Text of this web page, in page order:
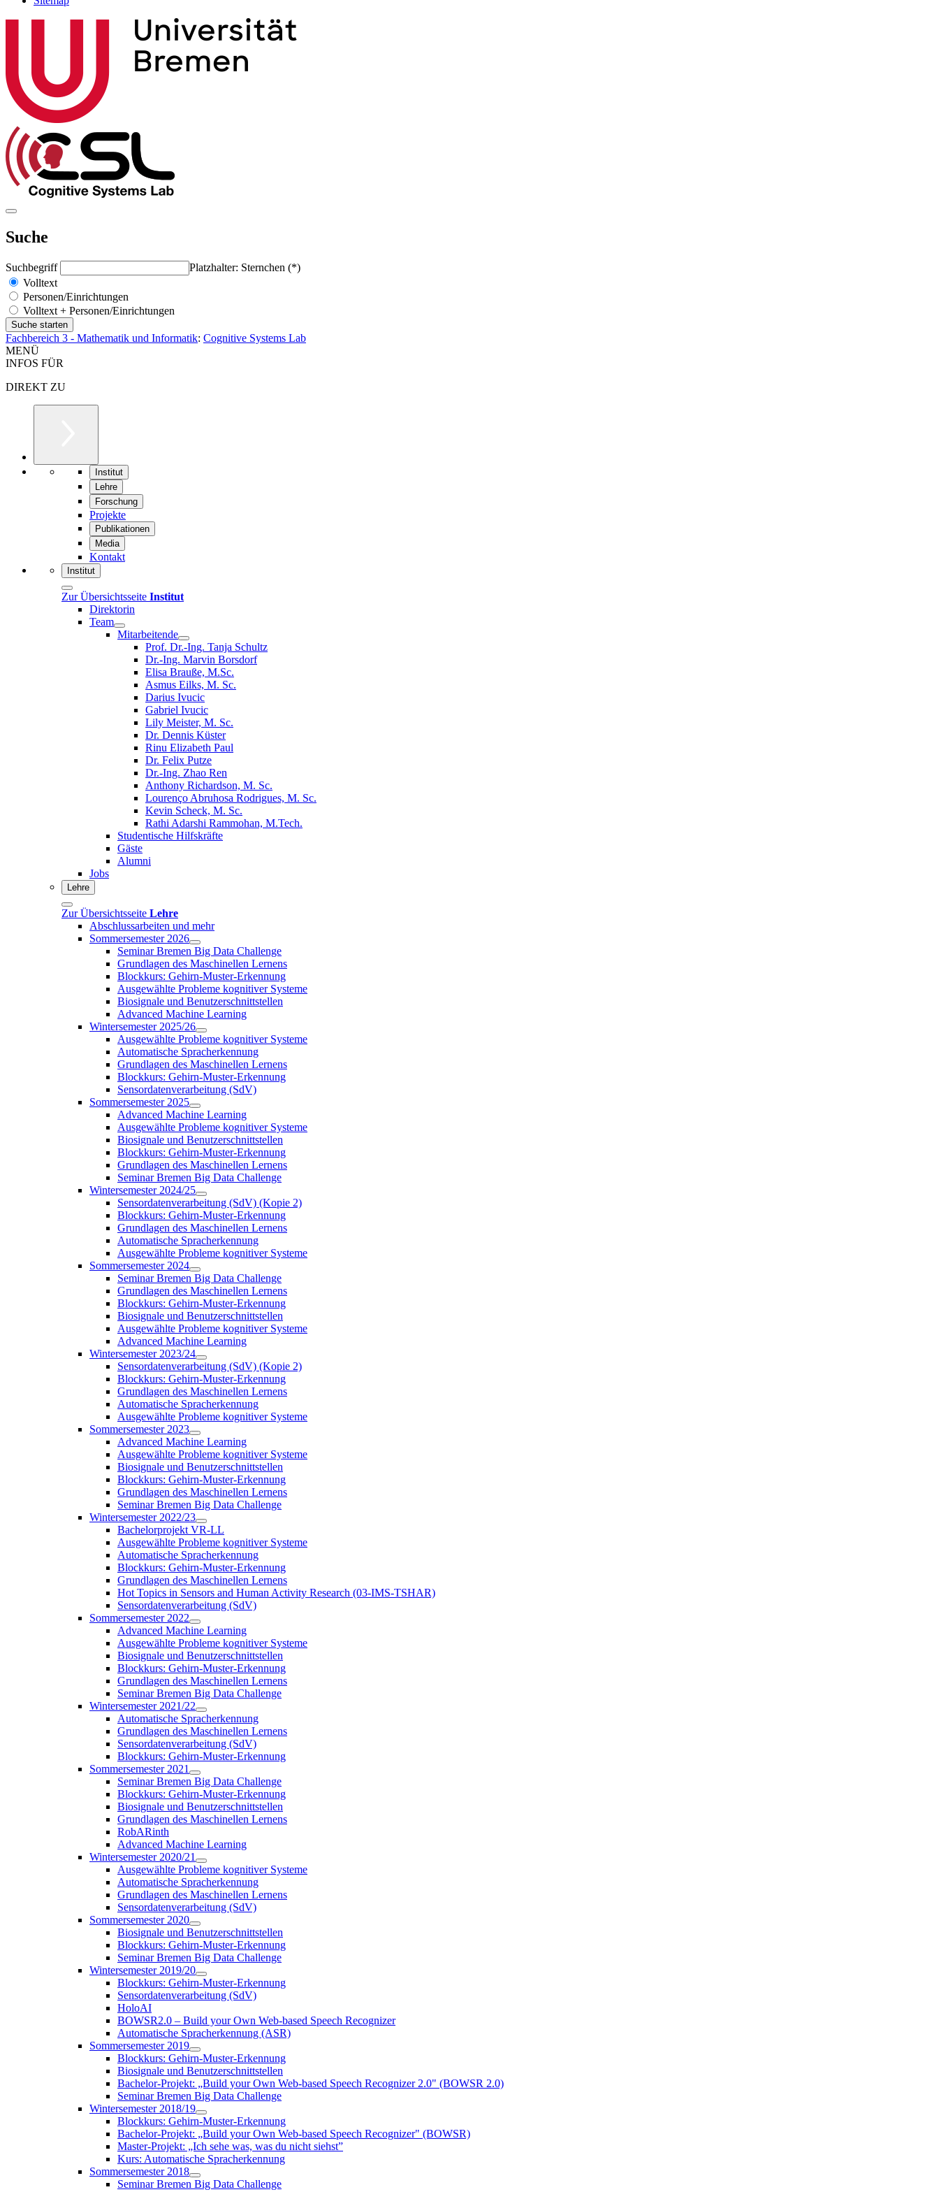
Suche
Suchbegriff
Platzhalter: Sternchen (*)
Volltext
Personen/Einrichtungen
Volltext + Personen/Einrichtungen
Fachbereich 3 - Mathematik und Informatik: Cognitive Systems Lab
MENÜ
INFOS FÜR
DIREKT ZU
Institut
Lehre
Forschung
Projekte
Publikationen
Media
Kontakt
Institut
Zur Übersichtsseite Institut
Direktorin
Team
Mitarbeitende
Prof. Dr.-Ing. Tanja Schultz
Dr.-Ing. Marvin Borsdorf
Elisa Brauße, M.Sc.
Asmus Eilks, M. Sc.
Darius Ivucic
Gabriel Ivucic
Lily Meister, M. Sc.
Dr. Dennis Küster
Rinu Elizabeth Paul
Dr. Felix Putze
Dr.-Ing. Zhao Ren
Anthony Richardson, M. Sc.
Lourenço Abruhosa Rodrigues, M. Sc.
Kevin Scheck, M. Sc.
Rathi Adarshi Rammohan, M.Tech.
Studentische Hilfskräfte
Gäste
Alumni
Jobs
Lehre
Zur Übersichtsseite Lehre
Abschlussarbeiten und mehr
Sommersemester 2026
Seminar Bremen Big Data Challenge
Grundlagen des Maschinellen Lernens
Blockkurs: Gehirn-Muster-Erkennung
Ausgewählte Probleme kognitiver Systeme
Biosignale und Benutzerschnittstellen
Advanced Machine Learning
Wintersemester 2025/26
Ausgewählte Probleme kognitiver Systeme
Automatische Spracherkennung
Grundlagen des Maschinellen Lernens
Blockkurs: Gehirn-Muster-Erkennung
Sensordatenverarbeitung (SdV)
Sommersemester 2025
Advanced Machine Learning
Ausgewählte Probleme kognitiver Systeme
Biosignale und Benutzerschnittstellen
Blockkurs: Gehirn-Muster-Erkennung
Grundlagen des Maschinellen Lernens
Seminar Bremen Big Data Challenge
Wintersemester 2024/25
Sensordatenverarbeitung (SdV) (Kopie 2)
Blockkurs: Gehirn-Muster-Erkennung
Grundlagen des Maschinellen Lernens
Automatische Spracherkennung
Ausgewählte Probleme kognitiver Systeme
Sommersemester 2024
Seminar Bremen Big Data Challenge
Grundlagen des Maschinellen Lernens
Blockkurs: Gehirn-Muster-Erkennung
Biosignale und Benutzerschnittstellen
Ausgewählte Probleme kognitiver Systeme
Advanced Machine Learning
Wintersemester 2023/24
Sensordatenverarbeitung (SdV) (Kopie 2)
Blockkurs: Gehirn-Muster-Erkennung
Grundlagen des Maschinellen Lernens
Automatische Spracherkennung
Ausgewählte Probleme kognitiver Systeme
Sommersemester 2023
Advanced Machine Learning
Ausgewählte Probleme kognitiver Systeme
Biosignale und Benutzerschnittstellen
Blockkurs: Gehirn-Muster-Erkennung
Grundlagen des Maschinellen Lernens
Seminar Bremen Big Data Challenge
Wintersemester 2022/23
Bachelorprojekt VR-LL
Ausgewählte Probleme kognitiver Systeme
Automatische Spracherkennung
Blockkurs: Gehirn-Muster-Erkennung
Grundlagen des Maschinellen Lernens
Hot Topics in Sensors and Human Activity Research (03-IMS-TSHAR)
Sensordatenverarbeitung (SdV)
Sommersemester 2022
Advanced Machine Learning
Ausgewählte Probleme kognitiver Systeme
Biosignale und Benutzerschnittstellen
Blockkurs: Gehirn-Muster-Erkennung
Grundlagen des Maschinellen Lernens
Seminar Bremen Big Data Challenge
Wintersemester 2021/22
Automatische Spracherkennung
Grundlagen des Maschinellen Lernens
Sensordatenverarbeitung (SdV)
Blockkurs: Gehirn-Muster-Erkennung
Sommersemester 2021
Seminar Bremen Big Data Challenge
Blockkurs: Gehirn-Muster-Erkennung
Biosignale und Benutzerschnittstellen
Grundlagen des Maschinellen Lernens
RobARinth
Advanced Machine Learning
Wintersemester 2020/21
Ausgewählte Probleme kognitiver Systeme
Automatische Spracherkennung
Grundlagen des Maschinellen Lernens
Sensordatenverarbeitung (SdV)
Sommersemester 2020
Biosignale und Benutzerschnittstellen
Blockkurs: Gehirn-Muster-Erkennung
Seminar Bremen Big Data Challenge
Wintersemester 2019/20
Blockkurs: Gehirn-Muster-Erkennung
Sensordatenverarbeitung (SdV)
HoloAI
BOWSR2.0 – Build your Own Web-based Speech Recognizer
Automatische Spracherkennung (ASR)
Sommersemester 2019
Blockkurs: Gehirn-Muster-Erkennung
Biosignale und Benutzerschnittstellen
Bachelor-Projekt: „Build your Own Web-based Speech Recognizer 2.0" (BOWSR 2.0)
Seminar Bremen Big Data Challenge
Wintersemester 2018/19
Blockkurs: Gehirn-Muster-Erkennung
Bachelor-Projekt: „Build your Own Web-based Speech Recognizer" (BOWSR)
Master-Projekt: „Ich sehe was, was du nicht siehst”
Kurs: Automatische Spracherkennung
Sommersemester 2018
Seminar Bremen Big Data Challenge